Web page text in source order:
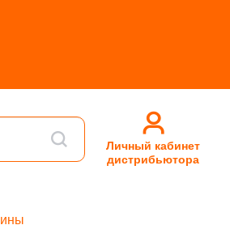
Личный кабинет
дистрибьютора